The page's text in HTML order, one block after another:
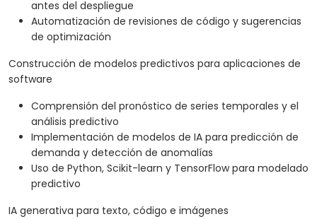
antes del despliegue
Automatización de revisiones de código y sugerencias
de optimización
Construcción de modelos predictivos para aplicaciones de
software
Comprensión del pronóstico de series temporales y el
análisis predictivo
Implementación de modelos de IA para predicción de
demanda y detección de anomalías
Uso de Python, Scikit-learn y TensorFlow para modelado
predictivo
IA generativa para texto, código e imágenes